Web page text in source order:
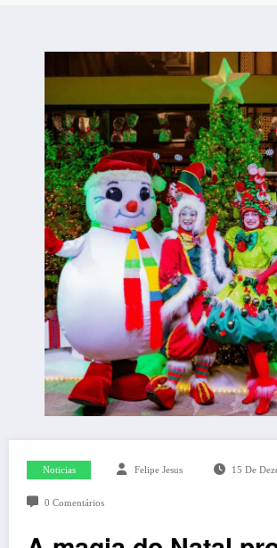
Noticias Felipe Jesus 15 De
0 Comentários